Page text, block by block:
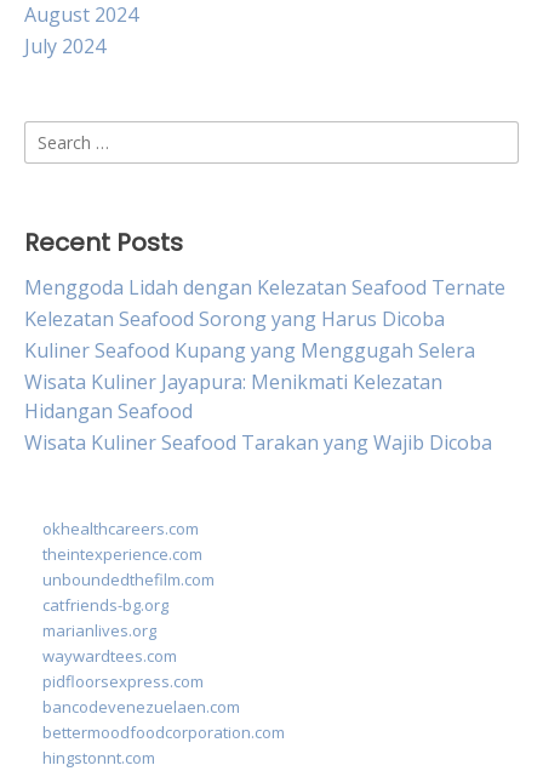
August 2024
July 2024
Search
for:
Recent Posts
Menggoda Lidah dengan Kelezatan Seafood Ternate
Kelezatan Seafood Sorong yang Harus Dicoba
Kuliner Seafood Kupang yang Menggugah Selera
Wisata Kuliner Jayapura: Menikmati Kelezatan
Hidangan Seafood
Wisata Kuliner Seafood Tarakan yang Wajib Dicoba
okhealthcareers.com
theintexperience.com
unboundedthefilm.com
catfriends-bg.org
marianlives.org
waywardtees.com
pidfloorsexpress.com
bancodevenezuelaen.com
bettermoodfoodcorporation.com
hingstonnt.com